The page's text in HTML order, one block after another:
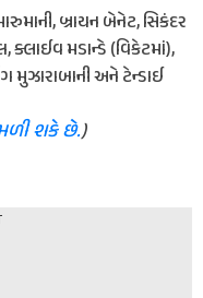
બ્રાયન બેનેટ, સિકંદર
ક્લાઈવ મડાન્ડે (વિકેટમાં),
મુઝારાબાની અને ટેન્ડાઈ
શકે છે.)